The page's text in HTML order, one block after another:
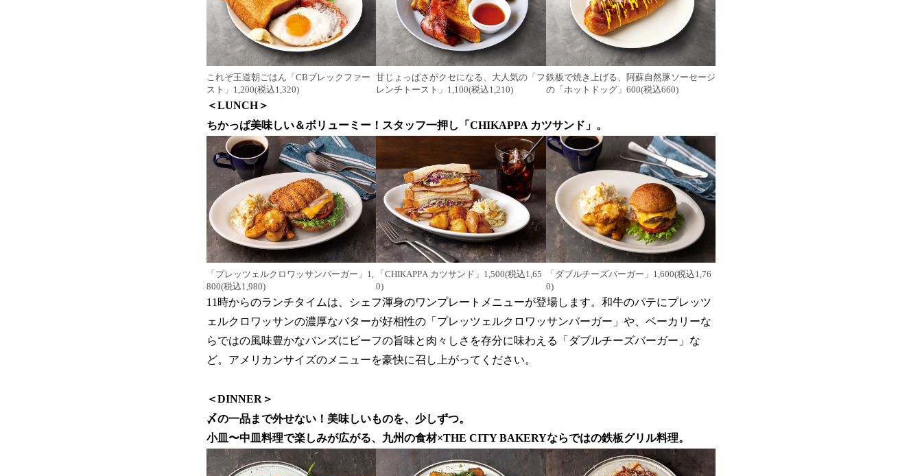
これぞ王道朝ごはん「CBブレックファー
スト」1,200(税込1,320)
甘じょっぱさがクセになる、大人気の「フ
レンチトースト」1,100(税込1,210)
鉄板で焼き上げる、阿蘇自然豚ソーセージ
の「ホットドッグ」600(税込660)
＜LUNCH＞
ちかっぱ美味しい＆ボリューミー！スタッフ一押し「CHIKAPPA カツサンド」。
「プレッツェルクロワッサンバーガー」1,
800(税込1,980)
「CHIKAPPA カツサンド」1,500(税込1,65
0)
「ダブルチーズバーガー」1,600(税込1,76
0)
11時からのランチタイムは、シェフ渾身のワンプレートメニューが登場します。和牛のパテにプレッツ
ェルクロワッサンの濃厚なバターが好相性の「プレッツェルクロワッサンバーガー」や、ベーカリーな
らではの風味豊かなバンズにビーフの旨味と肉々しさを存分に味わえる「ダブルチーズバーガー」な
ど。アメリカンサイズのメニューを豪快に召し上がってください。
＜DINNER＞
〆の一品まで外せない！美味しいものを、少しずつ。
小皿〜中皿料理で楽しみが広がる、九州の食材×THE CITY BAKERYならではの鉄板グリル料理。